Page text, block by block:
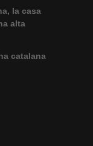
la casa
alta
catalana